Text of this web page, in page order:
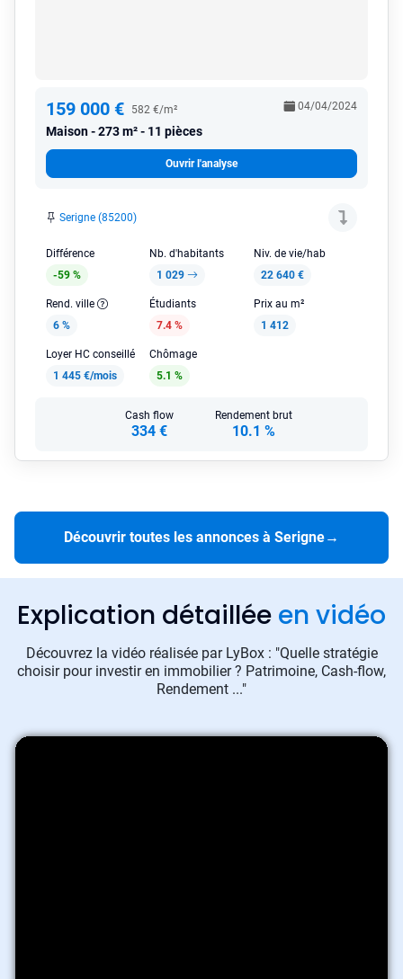
159 000 € 582 €/m²
Maison 273 m² - 11 pièces
04/04/2024
Ouvrir l'analyse
Serigne (85200)
Différence
-59 %
Nb. d'habitants
1 029
Niv. de vie/hab
22 640 €
Rend. ville
6 %
Étudiants
7.4 %
Prix au m²
1 412
Loyer HC conseillé
1 445 €/mois
Chômage
5.1 %
Cash flow
334 €
Rendement brut
10.1 %
Découvrir toutes les annonces à Serigne→
Explication détaillée en vidéo
Découvrez la vidéo réalisée par LyBox : "Quelle stratégie
choisir pour investir en immobilier ? Patrimoine, Cash-flow,
Rendement ..."